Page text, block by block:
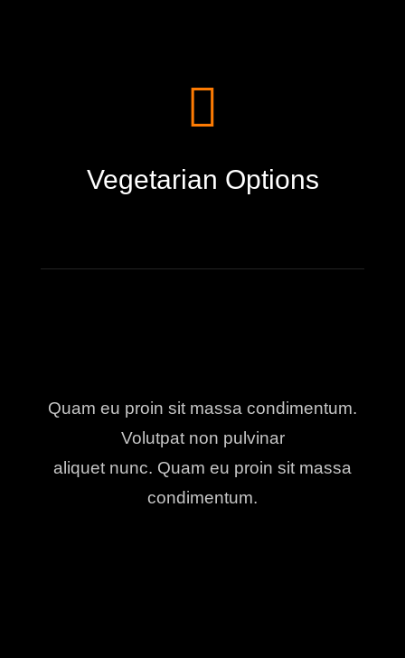
Vegetarian Options
Quam eu proin sit massa condimentum.
Volutpat non pulvinar
aliquet nunc. Quam eu proin sit massa
condimentum.